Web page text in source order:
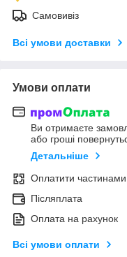
Самовивіз
Всі умови доставки
Умови оплати
Ви отримаєте
або гроші
Детальніше
Оплатити частинами
Післяплата
Оплата на рахунок
Всі умови оплати